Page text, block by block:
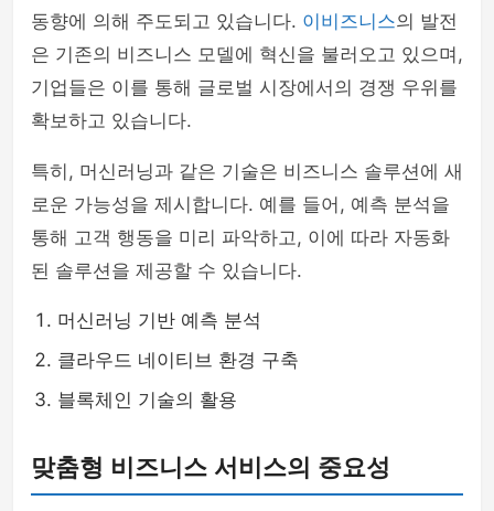
동향에 의해 주도되고 있습니다. 이비즈니스의 발전
은 기존의 비즈니스 모델에 혁신을 불러오고 있으며,
기업들은 이를 통해 글로벌 시장에서의 경쟁 우위를
확보하고 있습니다.
특히, 머신러닝과 같은 기술은 비즈니스 솔루션에 새
로운 가능성을 제시합니다. 예를 들어, 예측 분석을
통해 고객 행동을 미리 파악하고, 이에 따라 자동화
된 솔루션을 제공할 수 있습니다.
머신러닝 기반 예측 분석
클라우드 네이티브 환경 구축
블록체인 기술의 활용
맞춤형 비즈니스 서비스의 중요성